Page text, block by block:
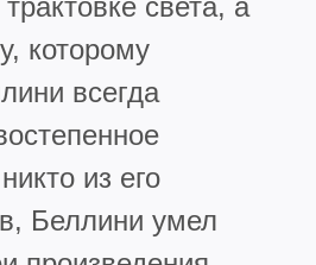
которому
всегда
из его
Беллини умел